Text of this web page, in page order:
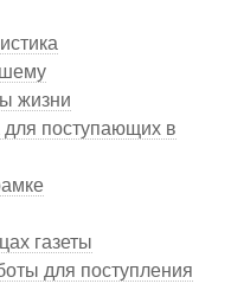
жизни
для поступающих в
газеты
для поступления